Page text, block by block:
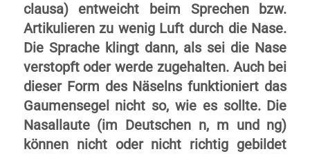
clausa) entweicht beim Sprechen bzw.
Artikulieren zu wenig Luft durch die Nase.
Die Sprache klingt dann, als sei die Nase
verstopft oder werde zugehalten. Auch bei
dieser Form des Näselns funktioniert das
Gaumensegel nicht so, wie es sollte. Die
Nasallaute (im Deutschen n, m und ng)
können nicht oder nicht richtig gebildet